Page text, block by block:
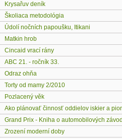
Krysařuv deník
Školiaca metodológia
Údolí nočních papoušku, Itikani
Matkin hrob
Cincaid vrací rány
ABC 21. - ročník 33.
Odraz ohňa
Torty od mamy 2/2010
Pozlacený věk
Ako plánovať činnosť oddielov iskier a
Grand Prix - Kniha o automobilových
Zrození moderní doby